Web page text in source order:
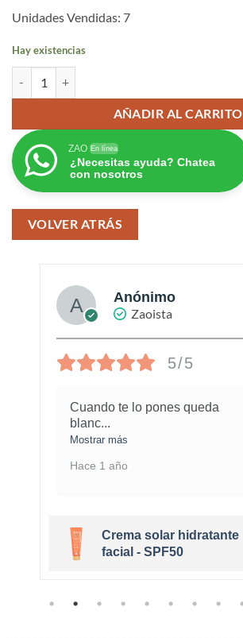
Unidades Vendidas: 7
Hay existencias
AÑADIR AL CARRITO
ZAO En línea
¿Necesitas ayuda? Chatea
con nosotros
VOLVER ATRÁS
Anónimo
Zaoista
5/5
Cuando te lo pones queda
blanc...
Mostrar más
Hace 1 año
Crema solar hidratante
facial - SPF50